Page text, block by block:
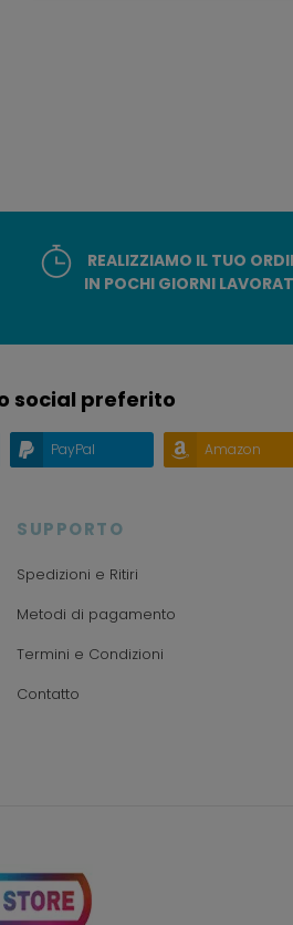
REALIZZIAMO IL TUO
IN POCHI GIORNI
social preferito
PayPal Amazon
SUPPORTO
Spedizioni e Ritiri
Metodi di pagamento
Termini e Condizioni
Contatto